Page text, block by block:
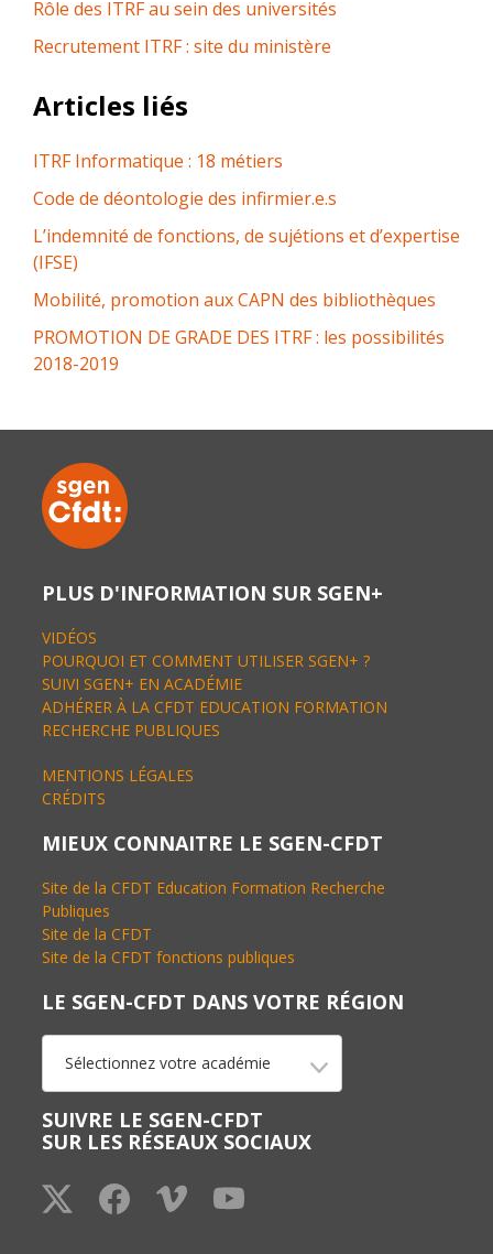
Rôle des ITRF au sein des universités
Recrutement ITRF : site du ministère
Articles liés
ITRF Informatique : 18 métiers
Code de déontologie des infirmier.e.s
L’indemnité de fonctions, de sujétions et d’expertise
(IFSE)
Mobilité, promotion aux CAPN des bibliothèques
PROMOTION DE GRADE DES ITRF : les possibilités
2018-2019
PLUS D'INFORMATION SUR SGEN+
VIDÉOS
POURQUOI ET COMMENT UTILISER SGEN+ ?
SUIVI SGEN+ EN ACADÉMIE
ADHÉRER À LA CFDT EDUCATION FORMATION
RECHERCHE PUBLIQUES
MENTIONS LÉGALES
CRÉDITS
MIEUX CONNAITRE LE SGEN-CFDT
Site de la CFDT Education Formation Recherche
Publiques
Site de la CFDT
Site de la CFDT fonctions publiques
LE SGEN-CFDT DANS VOTRE RÉGION
Sélectionnez votre académie
SUIVRE LE SGEN-CFDT
SUR LES RÉSEAUX SOCIAUX